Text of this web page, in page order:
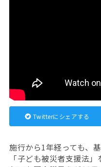
Twitterにシェアする
施行から1年経っても、
「子ども被災者支援法